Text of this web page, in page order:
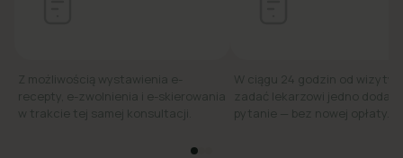
Z możliwością wystawienia e-
recepty, e-zwolnienia i e-skierowania
w trakcie tej samej konsultacji.
W ciągu 24 godzin od wizyty
zadać lekarzowi jedno
pytanie — bez nowej opłaty.